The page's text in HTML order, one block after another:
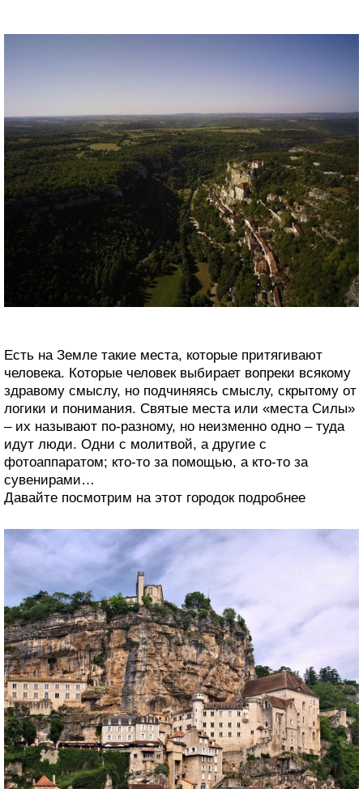
Есть на Земле такие места, которые притягивают
человека. Которые человек выбирает вопреки всякому
здравому смыслу, но подчиняясь смыслу, скрытому от
логики и понимания. Святые места или «места Силы»
– их называют по-разному, но неизменно одно – туда
идут люди. Одни с молитвой, а другие с
фотоаппаратом; кто-то за помощью, а кто-то за
сувенирами…
Давайте посмотрим на этот городок подробнее